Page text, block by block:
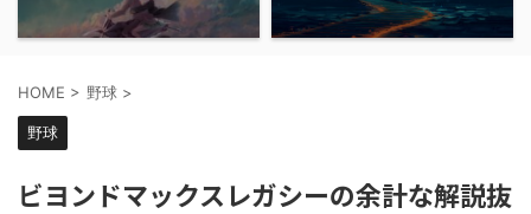
HOME > 野球 >
野球
ビヨンドマックスレガシーの余計な解説抜